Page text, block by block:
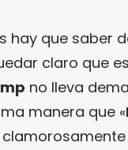
hay que saber
claro que
no lleva
manera que «